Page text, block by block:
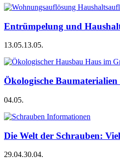
Entrümpelung und
13.05.13.05.
Ökologische
04.05.
Die Welt der Schrauben:
29.04.30.04.